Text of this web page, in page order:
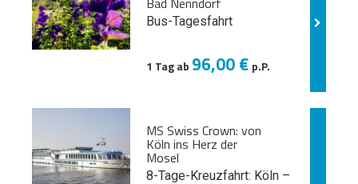
Bus-Tagesfahrt
1 Tag ab 96,00 € p.P.
MS Swiss Crown: von
Köln ins Herz der
Mosel
8-Tage-Kreuzfahrt: Köln –